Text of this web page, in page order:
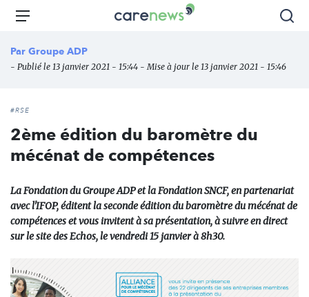
Aller
principal
Carenews,
des
Menu
Par Groupe ADP
- Publié le 13 janvier 2021 - 15:44 - Mise à jour le 13 janvier 2021 - 15:46
#RSE
2ème édition du baromètre du
mécénat de compétences
La Fondation du Groupe ADP et la Fondation SNCF, en partenariat
avec l'IFOP, éditent la seconde édition du baromètre du mécénat de
compétences et vous invitent à sa présentation, à suivre en direct
sur le site des Echos, le vendredi 15 janvier à 8h30.